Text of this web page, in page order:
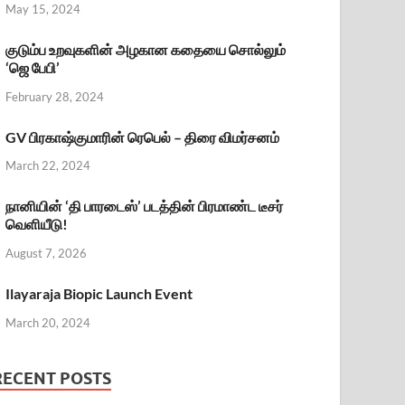
May 15, 2024
குடும்ப உறவுகளின் அழகான கதையை சொல்லும்
‘ஜெ பேபி’
February 28, 2024
GV பிரகாஷ்குமாரின் ரெபெல் – திரை விமர்சனம்
March 22, 2024
நானியின் ‘தி பாரடைஸ்’ படத்தின் பிரமாண்ட டீசர்
வெளியீடு!
August 7, 2026
Ilayaraja Biopic Launch Event
March 20, 2024
POSTS